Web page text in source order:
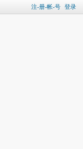
注-册-帐-号 登录